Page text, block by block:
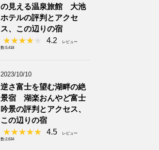
の見える温泉旅館 大池
ホテルの評判とアクセ
ス、この辺りの宿
4.2
レビュー
数:5,418
2023/10/10
逆さ富士を望む湖畔の絶
景宿 湖楽おんやど富士
吟景の評判とアクセス、
この辺りの宿
4.5
レビュー
数:2,634